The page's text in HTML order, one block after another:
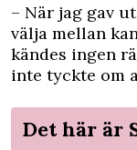
– När jag gav
välja mellan
kändes ingen
inte tyckte om
Det här är